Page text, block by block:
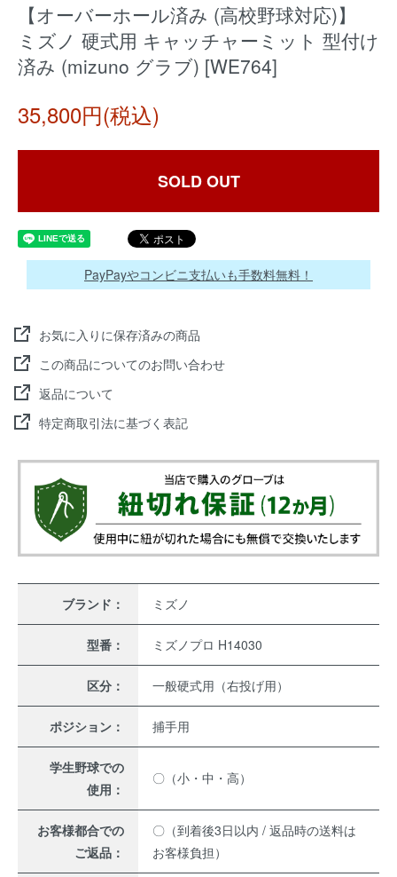
【オーバーホール済み (高校野球対応)】
ミズノ 硬式用 キャッチャーミット 型付け
済み (mizuno グラブ) [WE764]
35,800円(税込)
SOLD OUT
PayPayやコンビニ支払いも手数料無料！
お気に入りに保存済みの商品
この商品についてのお問い合わせ
返品について
特定商取引法に基づく表記
ブランド： ミズノ
型番： ミズノプロ H14030
区分： 一般硬式用（右投げ用）
ポジション： 捕手用
学生野球での
使用：
〇（小・中・高）
お客様都合での
ご返品：
〇（到着後3日以内 / 返品時の送料は
お客様負担）